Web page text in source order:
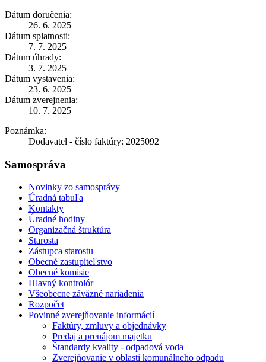
Dátum doručenia:
26. 6. 2025
Dátum splatnosti:
7. 7. 2025
Dátum úhrady:
3. 7. 2025
Dátum vystavenia:
23. 6. 2025
Dátum zverejnenia:
10. 7. 2025
Poznámka:
Dodavatel - číslo faktúry: 2025092
Samospráva
Novinky zo samosprávy
Úradná tabuľa
Kontakty
Úradné hodiny
Organizačná štruktúra
Starosta
Zástupca starostu
Obecné zastupiteľstvo
Obecné komisie
Hlavný kontrolór
Všeobecne záväzné nariadenia
Rozpočet
Povinné zverejňovanie informácií
Faktúry, zmluvy a objednávky
Predaj a prenájom majetku
Štandardy kvality - odpadová voda
Zverejňovanie v oblasti komunálneho odpadu